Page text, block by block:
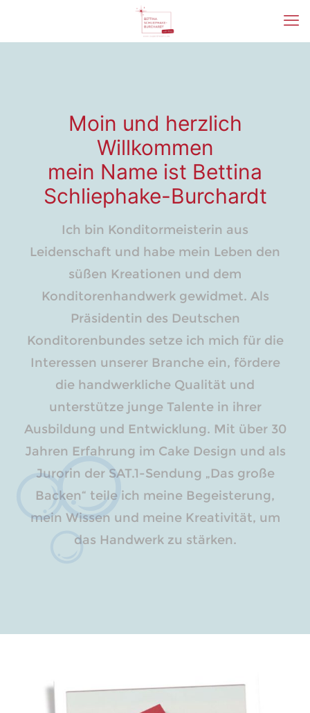
Moin und herzlich
Willkommen
mein Name ist Bettina
Schliephake-Burchardt
Ich bin Konditormeisterin aus
Leidenschaft und habe mein Leben den
süßen Kreationen und dem
Konditorenhandwerk gewidmet. Als
Präsidentin des Deutschen
Konditorenbundes setze ich mich für die
Interessen unserer Branche ein, fördere
die handwerkliche Qualität und
unterstütze junge Talente in ihrer
Ausbildung und Entwicklung. Mit über 30
Jahren Erfahrung im Cake Design und als
Jurorin der SAT.1-Sendung „Das große
Backen“ teile ich meine Begeisterung,
mein Wissen und meine Kreativität, um
das Handwerk zu stärken.